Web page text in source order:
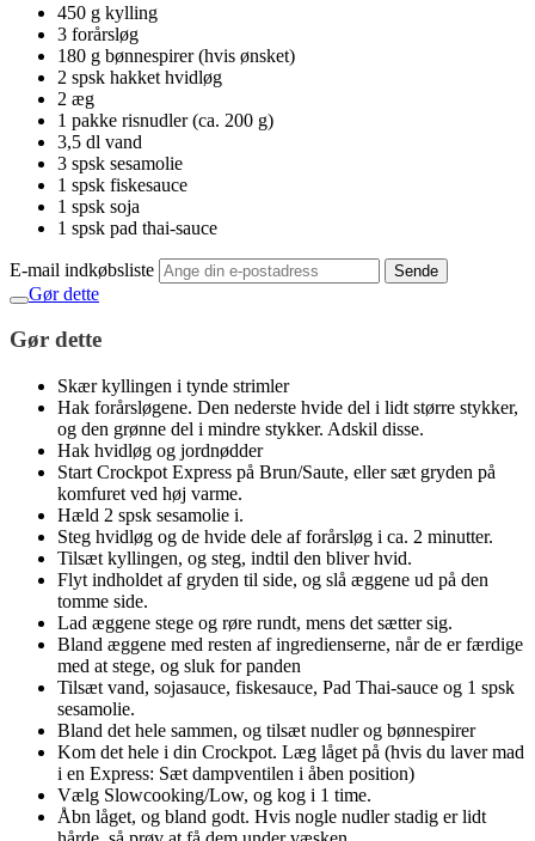
450 g kylling
3 forårsløg
180 g bønnespirer (hvis ønsket)
2 spsk hakket hvidløg
2 æg
1 pakke risnudler (ca. 200 g)
3,5 dl vand
3 spsk sesamolie
1 spsk fiskesauce
1 spsk soja
1 spsk pad thai-sauce
E-mail indkøbsliste Sende
Gør dette
Gør dette
Skær kyllingen i tynde strimler
Hak forårsløgene. Den nederste hvide del i lidt større stykker,
og den grønne del i mindre stykker. Adskil disse.
Hak hvidløg og jordnødder
Start Crockpot Express på Brun/Saute, eller sæt gryden på
komfuret ved høj varme.
Hæld 2 spsk sesamolie i.
Steg hvidløg og de hvide dele af forårsløg i ca. 2 minutter.
Tilsæt kyllingen, og steg, indtil den bliver hvid.
Flyt indholdet af gryden til side, og slå æggene ud på den
tomme side.
Lad æggene stege og røre rundt, mens det sætter sig.
Bland æggene med resten af ingredienserne, når de er færdige
med at stege, og sluk for panden
Tilsæt vand, sojasauce, fiskesauce, Pad Thai-sauce og 1 spsk
sesamolie.
Bland det hele sammen, og tilsæt nudler og bønnespirer
Kom det hele i din Crockpot. Læg låget på (hvis du laver mad
i en Express: Sæt dampventilen i åben position)
Vælg Slowcooking/Low, og kog i 1 time.
Åbn låget, og bland godt. Hvis nogle nudler stadig er lidt